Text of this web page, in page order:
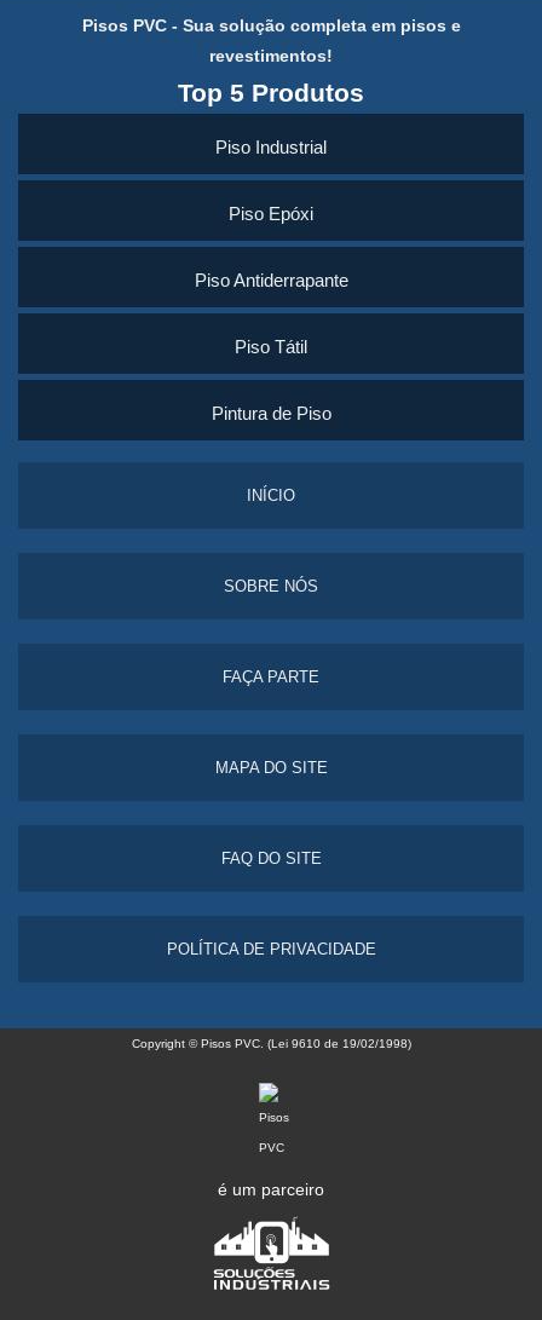
Pisos PVC - Sua solução completa em pisos e
revestimentos!
Top 5 Produtos
Piso Industrial
Piso Epóxi
Piso Antiderrapante
Piso Tátil
Pintura de Piso
INÍCIO
SOBRE NÓS
FAÇA PARTE
MAPA DO SITE
FAQ DO SITE
POLÍTICA DE PRIVACIDADE
Copyright © Pisos PVC. (Lei 9610 de 19/02/1998)
é um parceiro